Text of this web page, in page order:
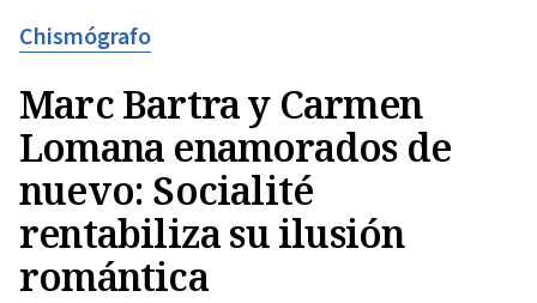
Chismógrafo
Marc Bartra y Carmen
Lomana enamorados de
nuevo: Socialité
rentabiliza su ilusión
romántica